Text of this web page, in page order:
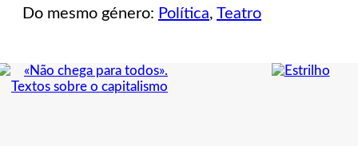
Do mesmo género: Política, Teatro